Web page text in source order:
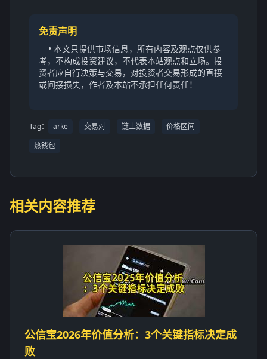
免责声明
• 本文只提供市场信息，所有内容及观点仅供参
考，不构成投资建议，不代表本站观点和立场。投
资者应自行决策与交易，对投资者交易形成的直接
或间接损失，作者及本站不承担任何责任！
Tag： arke 交易对 链上数据
价格区间
热钱包
相关内容推荐
公信宝2026年价值分析：3个关键指标决定成
败